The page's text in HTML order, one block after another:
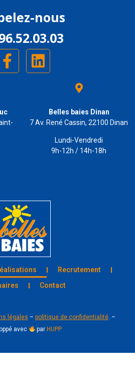
nous
Belles baies Dinan
7 Av. René Cassin, 22100 Dinan
Lundi-Vendredi
9h-12h / 14h-18h
Recrutement
Contact
légales – politique de confidentialité. –
avec
parHUPP